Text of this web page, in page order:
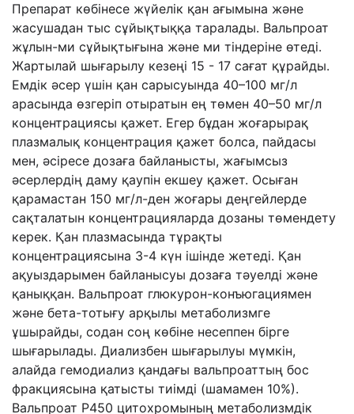
Препарат көбінесе жүйелік қан ағымына және
жасушадан тыс сұйықтыққа таралады. Вальпроат
жұлын-ми сұйықтығына және ми тіндеріне өтеді.
Жартылай шығарылу кезеңі 15 - 17 сағат құрайды.
Емдік әсер үшін қан сарысуында 40–100 мг/л
арасында өзгеріп отыратын ең төмен 40–50 мг/л
концентра­циясы қажет. Егер бұдан жоғарырақ
плазмалық концентрация қажет болса, пайдасы
мен, әсіресе дозаға байланысты, жағымсыз
әсерлердің даму қаупін екшеу қажет. Осыған
қарамастан 150 мг/л-ден жоғары деңгейлерде
сақталатын концентрацияларда дозаны төмендету
керек. Қан плазмасында тұрақты
концентрациясына 3-4 күн ішінде жетеді. Қан
ақуыздарымен байланысуы дозаға тәуелді және
қаныққан. Вальпроат глюкурон-конъюгациямен
және бета-тотығу арқылы метаболизмге
ұшырайды, содан соң көбіне несеппен бірге
шығарылады. Диализбен шығарылуы мүмкін,
алайда гемодиализ қандағы вальпроаттың бос
фракциясына қатысты тиімді (шамамен 10%).
Вальпроат Р450 цитохромының метаболизмдік